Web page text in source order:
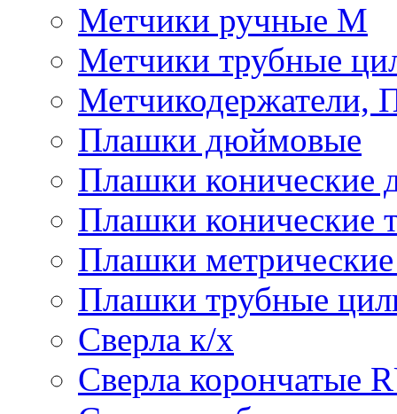
Метчики ручные М
Метчики трубные
Метчикодержатели,
Плашки дюймовые
Плашки
Плашки конические
Плашки
Плашки трубные
Сверла к/х
Сверла корончатые